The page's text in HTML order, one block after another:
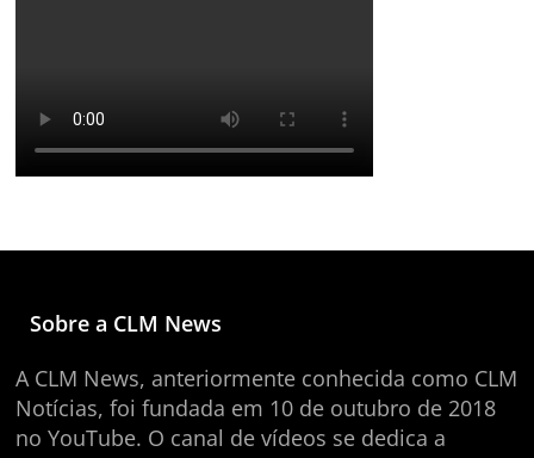
Sobre a CLM News
A CLM News, anteriormente conhecida como CLM
Notícias, foi fundada em 10 de outubro de 2018
no YouTube. O canal de vídeos se dedica a